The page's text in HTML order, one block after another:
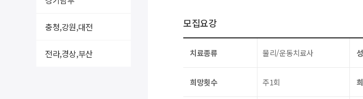
충청,강원,대전
전라,경상,부산
모집요강
치료종류 물리/운동치료사
희망횟수 주1회